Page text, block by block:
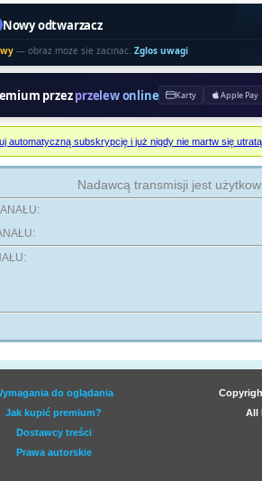
Nowy odtwarzacz
— obraz moze sie zacinac. Zglos uwagi
przezprzelew online Karty Apple Pay
automatyczną subskrypcję i już nigdy nie martw się
Nadawcą transmisji jest
do oglądania
Jak kupić premium?
Dostawcy treści
Prawa autorskie
All